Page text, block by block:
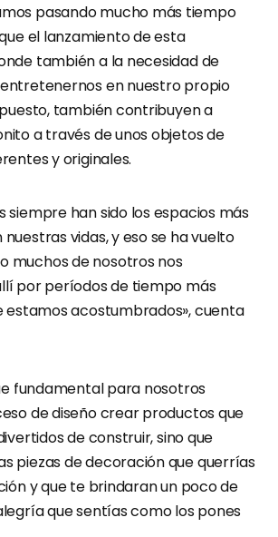
pasando mucho más tiempo
el lanzamiento de esta
también a la necesidad de
en nuestro propio
también contribuyen a
a través de unos objetos de
y originales.
siempre han sido los espacios más
vidas, y eso se ha vuelto
muchos de nosotros nos
por períodos de tiempo más
estamos acostumbrados», cuenta
fundamental para nosotros
de diseño crear productos que
de construir, sino que
piezas de decoración que querrías
y que te brindaran un poco de
que sentías como los pones